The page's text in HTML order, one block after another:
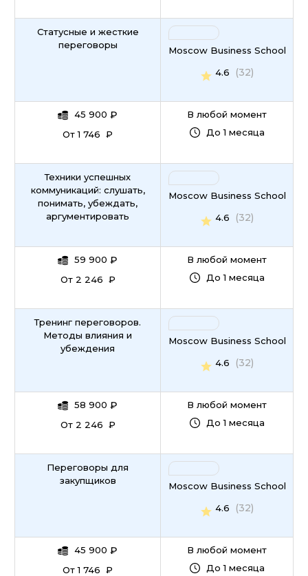
Статусные и жесткие
переговоры
45 900 ₽
От 1 746 ₽
Moscow Business School
4.6
(32)
В любой момент
До 1 месяца
Техники успешных
коммуникаций: слушать,
понимать, убеждать,
аргументировать
59 900 ₽
От 2 246 ₽
Moscow Business School
4.6
(32)
В любой момент
До 1 месяца
Тренинг переговоров.
Методы влияния и
убеждения
58 900 ₽
От 2 246 ₽
Moscow Business School
4.6
(32)
В любой момент
До 1 месяца
Переговоры для
закупщиков
45 900 ₽
От 1 746 ₽
Moscow Business School
4.6
(32)
В любой момент
До 1 месяца